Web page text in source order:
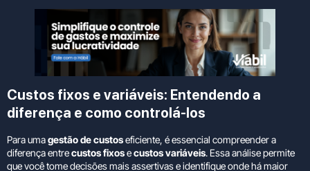
Custos fixos e variáveis: Entendendo a
diferença e como controlá-los
Para umagestão de custoseficiente, é essencial compreender a
diferença entrecustos fixosecustos variáveis. Essa análise permite
que você tome decisões mais assertivas e identifique onde há maior